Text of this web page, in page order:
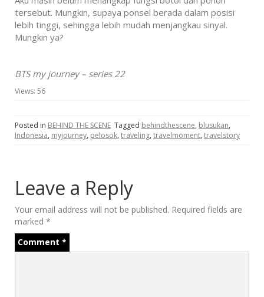
tersebut. Mungkin, supaya ponsel berada dalam posisi
lebih tinggi, sehingga lebih mudah menjangkau sinyal.
Mungkin ya?
BTS my journey – series 22
Views: 56
Posted in BEHIND THE SCENE Tagged behindthescene, blusukan,
Indonesia, myjourney, pelosok, traveling, travelmoment, travelstory
Leave a Reply
Your email address will not be published. Required fields are
marked *
Comment *